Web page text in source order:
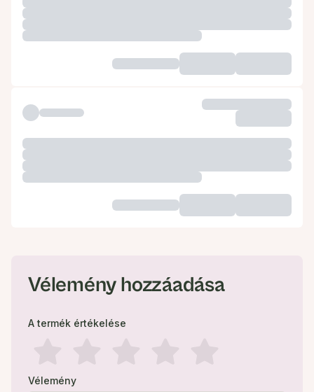
Vélemény hozzáadása
A termék értékelése
Vélemény